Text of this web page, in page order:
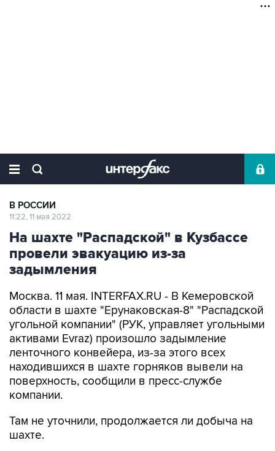
В РОССИИ
11:22, 11 мая 2022
На шахте "Распадской" в Кузбассе
провели эвакуацию из-за
задымления
Москва. 11 мая. INTERFAX.RU - В Кемеровской
области в шахте "Ерунаковская-8" "Распадской
угольной компании" (РУК, управляет угольными
активами Evraz) произошло задымление
ленточного конвейера, из-за этого всех
находившихся в шахте горняков вывели на
поверхность, сообщили в пресс-службе
компании.
Там не уточнили, продолжается ли добыча на
шахте.